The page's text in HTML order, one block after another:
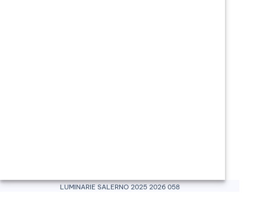
Luminarie Salerno 2025 2026 058